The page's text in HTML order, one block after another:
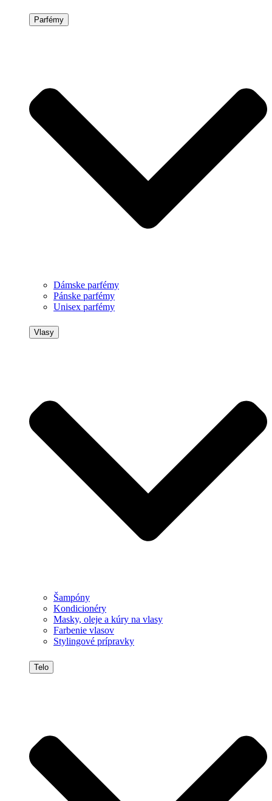
Parfémy
Dámske parfémy
Pánske parfémy
Unisex parfémy
Vlasy
Šampóny
Kondicionéry
Masky, oleje a kúry na vlasy
Farbenie vlasov
Stylingové prípravky
Telo